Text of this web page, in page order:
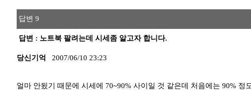
답변 9
답변 : 노트북 팔려는데 시세좀 알고자 합니다.
당신기억 2007/06/10 23:23
얼마 안됬기 때문에 시세에 70~90% 사이일 것 같은데 처음에는 90% 정